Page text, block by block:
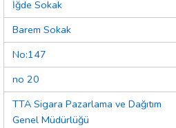
İğde Sokak
Barem Sokak
No:147
no 20
TTA Sigara Pazarlama ve Dağıtım
Genel Müdürlüğü